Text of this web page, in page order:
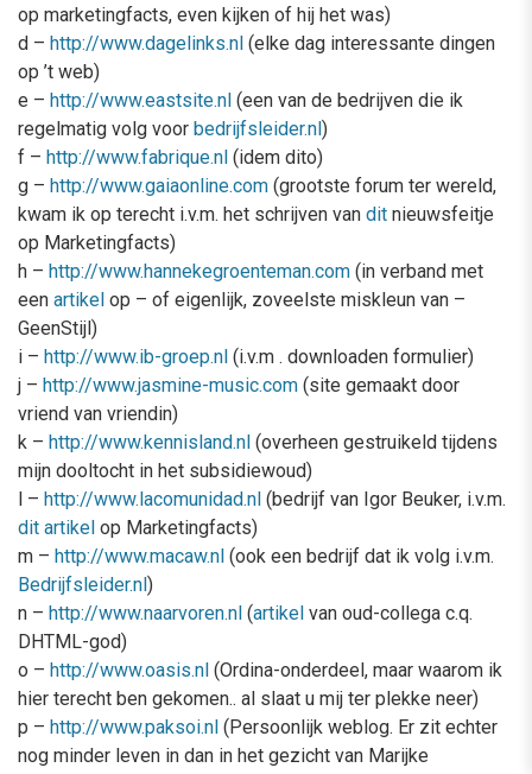
op marketingfacts, even kijken of hij het was)
d – http://www.dagelinks.nl (elke dag interessante dingen
op ’t web)
e – http://www.eastsite.nl (een van de bedrijven die ik
regelmatig volg voor bedrijfsleider.nl )
f – http://www.fabrique.nl (idem dito)
g – http://www.gaiaonline.com (grootste forum ter wereld,
kwam ik op terecht i.v.m. het schrijven van dit nieuwsfeitje
op Marketingfacts)
h – http://www.hannekegroenteman.com (in verband met
een artikel op – of eigenlijk, zoveelste miskleun van –
GeenStijl)
i – http://www.ib-groep.nl (i.v.m . downloaden formulier)
j – http://www.jasmine-music.com (site gemaakt door
vriend van vriendin)
k – http://www.kennisland.nl (overheen gestruikeld tijdens
mijn dooltocht in het subsidiewoud)
l – http://www.lacomunidad.nl (bedrijf van Igor Beuker, i.v.m.
dit artikel op Marketingfacts)
m – http://www.macaw.nl (ook een bedrijf dat ik volg i.v.m.
Bedrijfsleider.nl )
n – http://www.naarvoren.nl (artikel van oud-collega c.q.
DHTML-god)
o – http://www.oasis.nl (Ordina-onderdeel, maar waarom ik
hier terecht ben gekomen.. al slaat u mij ter plekke neer)
p – http://www.paksoi.nl (Persoonlijk weblog. Er zit echter
nog minder leven in dan in het gezicht van Marijke